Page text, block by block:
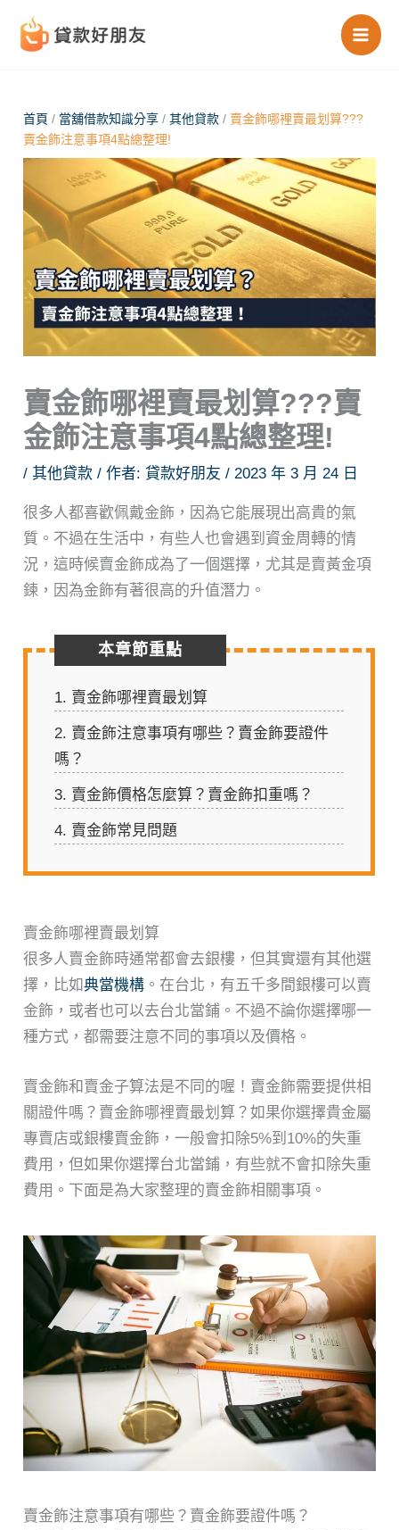
首頁 / 當舖借款知識分享 /其他貸款 / 賣金飾哪裡賣最划算???
賣金飾注意事項4點總整理!
賣金飾哪裡賣最划算???賣
金飾注意事項4點總整理!
/ 其他貸款 / 作者:貸款好朋友/2023 年 3 月 24 日
很多人都喜歡佩戴金飾，因為它能展現出高貴的氣
質。不過在生活中，有些人也會遇到資金周轉的情
況，這時候賣金飾成為了一個選擇，尤其是賣黃金項
鍊，因為金飾有著很高的升值潛力。
本章節重點
1. 賣金飾哪裡賣最划算
2. 賣金飾注意事項有哪些？賣金飾要證件
嗎？
3. 賣金飾價格怎麼算？賣金飾扣重嗎？
4. 賣金飾常見問題
賣金飾哪裡賣最划算
很多人賣金飾時通常都會去銀樓，但其實還有其他選
擇，比如典當機構 。在台北，有五千多間銀樓可以賣
金飾，或者也可以去台北當鋪。不過不論你選擇哪一
種方式，都需要注意不同的事項以及價格。
賣金飾和賣金子算法是不同的喔！賣金飾需要提供相
關證件嗎？賣金飾哪裡賣最划算？如果你選擇貴金屬
專賣店或銀樓賣金飾，一般會扣除5%到10%的失重
費用，但如果你選擇台北當鋪，有些就不會扣除失重
費用。下面是為大家整理的賣金飾相關事項。
賣金飾注意事項有哪些？賣金飾要證件嗎？